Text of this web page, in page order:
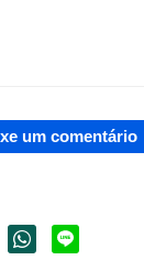
um comentário